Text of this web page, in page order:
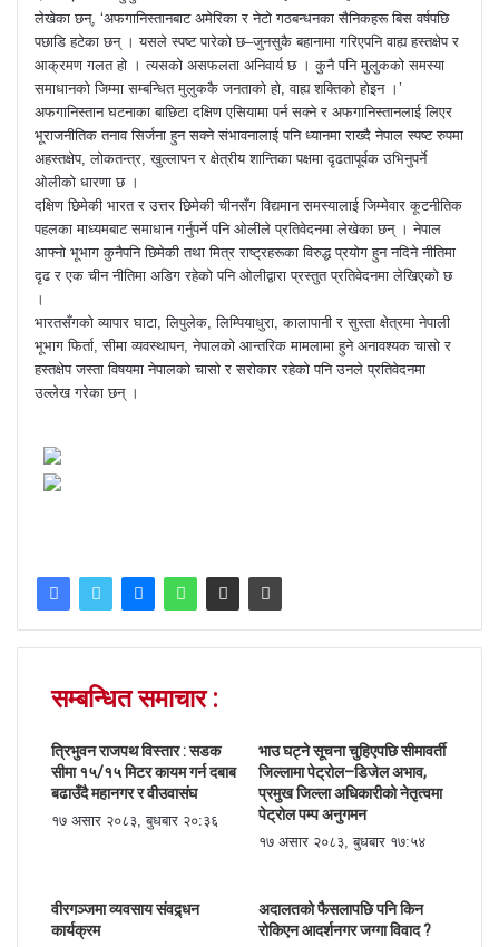
लेखेका छन्, ‘अफगानिस्तानबाट अमेरिका र नेटो गठबन्धनका सैनिकहरू बिस वर्षपछि
पछाडि हटेका छन् । यसले स्पष्ट पारेको छ–जुनसुकै बहानामा गरिएपनि वाह्य हस्तक्षेप र
आक्रमण गलत हो । त्यसको असफलता अनिवार्य छ । कुनै पनि मुलुकको समस्या
समाधानको जिम्मा सम्बन्धित मुलुककै जनताको हो, वाह्य शक्तिको होइन ।’
अफगानिस्तान घटनाका बाछिटा दक्षिण एसियामा पर्न सक्ने र अफगानिस्तानलाई लिएर
भूराजनीतिक तनाव सिर्जना हुन सक्ने संभावनालाई पनि ध्यानमा राख्दै नेपाल स्पष्ट रुपमा
अहस्तक्षेप, लोकतन्त्र, खुल्लापन र क्षेत्रीय शान्तिका पक्षमा दृढतापूर्वक उभिनुपर्ने
ओलीको धारणा छ ।
दक्षिण छिमेकी भारत र उत्तर छिमेकी चीनसँग विद्यमान समस्यालाई जिम्मेवार कूटनीतिक
पहलका माध्यमबाट समाधान गर्नुपर्ने पनि ओलीले प्रतिवेदनमा लेखेका छन् । नेपाल
आफ्नो भूभाग कुनैपनि छिमेकी तथा मित्र राष्ट्रहरूका विरुद्ध प्रयोग हुन नदिने नीतिमा
दृढ र एक चीन नीतिमा अडिग रहेको पनि ओलीद्वारा प्रस्तुत प्रतिवेदनमा लेखिएको छ
।
भारतसँगको व्यापार घाटा, लिपुलेक, लिम्पियाधुरा, कालापानी र सुस्ता क्षेत्रमा नेपाली
भूभाग फिर्ता, सीमा व्यवस्थापन, नेपालको आन्तरिक मामलामा हुने अनावश्यक चासो र
हस्तक्षेप जस्ता विषयमा नेपालको चासो र सरोकार रहेको पनि उनले प्रतिवेदनमा
उल्लेख गरेका छन् ।
सम्बन्धित समाचार :
त्रिभुवन राजपथ विस्तार : सडक
सीमा १५/१५ मिटर कायम गर्न दबाब
बढाउँदै महानगर र वीउवासंघ
१७ असार २०८३, बुधबार २०:३६
भाउ घट्ने सूचना चुहिएपछि सीमावर्ती
जिल्लामा पेट्रोल–डिजेल अभाव,
प्रमुख जिल्ला अधिकारीको नेतृत्वमा
पेट्रोल पम्प अनुगमन
१७ असार २०८३, बुधबार १७:५४
वीरगञ्जमा व्यवसाय संवद्र्धन
कार्यक्रम
अदालतको फैसलापछि पनि किन
रोकिएन आदर्शनगर जग्गा विवाद ?